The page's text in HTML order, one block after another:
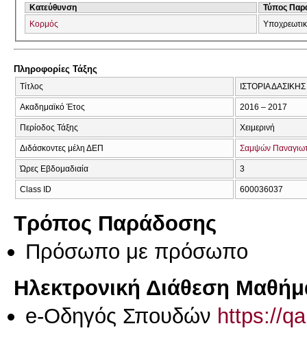
Κατεύθυνση
Τύπος
Κορμός
Πληροφορίες Τάξης
Τίτλος ΙΣΤΟΡΙΑ
Ακαδημαϊκό Έτος 2016 – 2017
Περίοδος Τάξης Χειμερινή
Διδάσκοντες μέλη ΔΕΠ Σαμψών
Ώρες Εβδομαδιαία 3
Class ID 600036037
Τρόπος Παράδοσης
Πρόσωπο με πρόσωπο
Ηλεκτρονική Διάθεση
e-Οδηγός Σπουδών https://